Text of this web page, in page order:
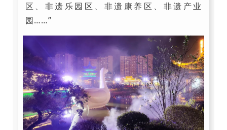
区、非遗乐园区、非遗康养区、非遗产业
园……”